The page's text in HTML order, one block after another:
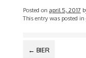
Posted on april 5, 2017
This entry was posted in
← BIER